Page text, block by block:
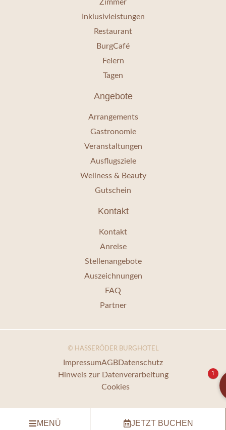
Zimmer
Inklusivleistungen
Restaurant
BurgCafé
Feiern
Tagen
Angebote
Arrangements
Gastronomie
Veranstaltungen
Ausflugsziele
Wellness & Beauty
Gutschein
Kontakt
Kontakt
Anreise
Stellenangebote
Auszeichnungen
FAQ
Partner
© HASSERÖDER BURGHOTEL
ImpressumAGBDatenschutz
Hinweis zur Datenverarbeitung
Cookies
MENÜ JETZT BUCHEN
1